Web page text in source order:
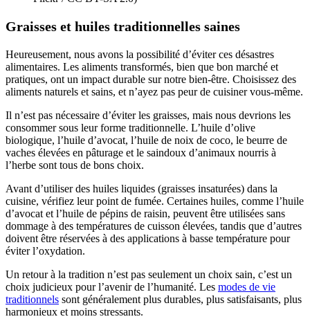
Graisses et huiles traditionnelles saines
Heureusement, nous avons la possibilité d’éviter ces désastres
alimentaires. Les aliments transformés, bien que bon marché et
pratiques, ont un impact durable sur notre bien-être. Choisissez des
aliments naturels et sains, et n’ayez pas peur de cuisiner vous-même.
Il n’est pas nécessaire d’éviter les graisses, mais nous devrions les
consommer sous leur forme traditionnelle. L’huile d’olive
biologique, l’huile d’avocat, l’huile de noix de coco, le beurre de
vaches élevées en pâturage et le saindoux d’animaux nourris à
l’herbe sont tous de bons choix.
Avant d’utiliser des huiles liquides (graisses insaturées) dans la
cuisine, vérifiez leur point de fumée. Certaines huiles, comme l’huile
d’avocat et l’huile de pépins de raisin, peuvent être utilisées sans
dommage à des températures de cuisson élevées, tandis que d’autres
doivent être réservées à des applications à basse température pour
éviter l’oxydation.
Un retour à la tradition n’est pas seulement un choix sain, c’est un
choix judicieux pour l’avenir de l’humanité. Les modes de vie
traditionnels sont généralement plus durables, plus satisfaisants, plus
harmonieux et moins stressants.